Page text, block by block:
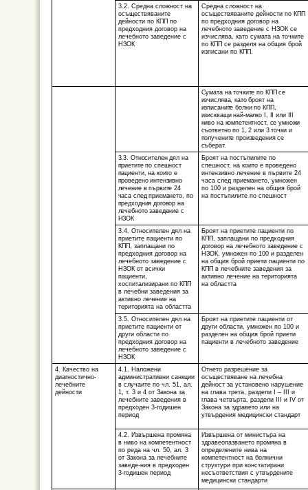
3.2. Средна сложност на
осъществяваните
дейности по КПП по
предходния договор на
лечебното заведение с
НЗОК
Средна сложност на
осъществяваните дейности по КПП
по предходния договор на
лечебното заведение с НЗОК се
изчислява, като сумата на точките
по КПП се разделя на общия брой
изписани по КПП.
Сумата на точките по КПП се
изчислява, като броят на
изписаните болни по КПП,
изискващи най-малко I, II или III
ниво на компетентност, се умножи
съответно по 1, 2 или 3 точки и
получените произведения се
съберат.
3.3. Oтносителен дял на
приетите по спешност
пациенти, на които е
проведено интензивно
лечение в първите 24
часа след приемането, по
предходния договор на
лечебното заведение с
НЗОК
Броят на постъпилите по
спешност, на които е проведено
интензивно лечение в първите 24
часа след приемането, умножен
по 100 и разделен на общия брой
на постъпилите по спешност
3.4. Относителен дял на
приетите пациенти по
КПП, заплащани по
предходния договор на
лечебното заведение с
НЗОК от всички
пациенти,
хоспитализирани по КПП
в лечебни заведения за
активно лечение на
територията на областта
Броят на приетите пациенти по
КПП, заплащани по предходния
договор на лечебното заведение с
НЗОК, умножен по 100 и разделен
на общия брой приети пациенти по
КПП в лечебните заведения за
активно лечение на територията
на областта
3.5. Относителен дял на
приетите пациенти от
други области по
предходния договор на
лечебното заведение с
НЗОК
Броят на приетите пациенти от
други области, умножен по 100 и
разделен на общия брой приети
пациенти в лечебното заведение
4. Качество на
диагностично-
лечебните
дейности
4.1. Наложени
административни санкции
в случаите по чл. 51, ал.
1, т. 3 и 4 от Закона за
лечебните заведения в
предходен 3-годишен
период
Отнето разрешение за
осъществяване на лечебна
дейност за установено нарушение
на глава трета, раздели I – III и
глава четвърта, раздели III и IV от
Закона за здравето или на
утвърдения медицински стандарт
4.2. Извършена промяна
в ниво на компетентност
по реда на чл. 50, ал. 3
от Закона за лечебните
заведе-ния в предходен
3-годишен период
Извършена от министъра на
здравеопазването промяна в
определените нива на
компетентност на болнични
структури при констатирани
несъответствия с утвърдените
медицински стандарти